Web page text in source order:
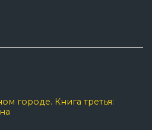
городе. Книга третья: